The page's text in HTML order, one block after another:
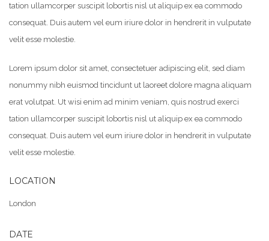
tation ullamcorper suscipit lobortis nisl ut aliquip ex ea commodo
consequat. Duis autem vel eum iriure dolor in hendrerit in vulputate
velit esse molestie.
Lorem ipsum dolor sit amet, consectetuer adipiscing elit, sed diam
nonummy nibh euismod tincidunt ut laoreet dolore magna aliquam
erat volutpat. Ut wisi enim ad minim veniam, quis nostrud exerci
tation ullamcorper suscipit lobortis nisl ut aliquip ex ea commodo
consequat. Duis autem vel eum iriure dolor in hendrerit in vulputate
velit esse molestie.
LOCATION
London
DATE